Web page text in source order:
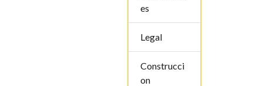
es
Legal
Construcci
on